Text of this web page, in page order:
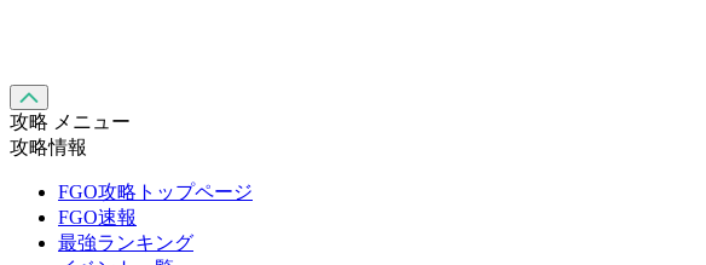
攻略 メニュー
攻略情報
FGO攻略トップページ
FGO速報
最強ランキング